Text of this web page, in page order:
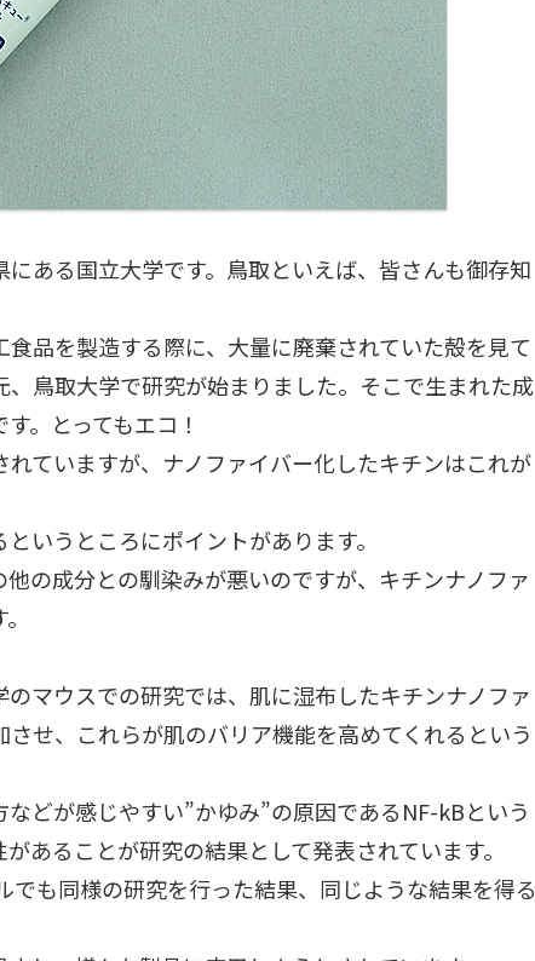
ある国立大学です。鳥取といえば、皆さんも御存知
品を製造する際に、大量に廃棄されていた殻を見て
鳥取大学で研究が始まりました。そこで生まれた成
。とってもエコ！
ていますが、ナノファイバー化したキチンはこれが
いうところにポイントがあります。
の成分との馴染みが悪いのですが、キチンナノファ
マウスでの研究では、肌に湿布したキチンナノファ
せ、これらが肌のバリア機能を高めてくれるという
どが感じやすい”かゆみ”の原因であるNF-kBという
あることが研究の結果として発表されています。
も同様の研究を行った結果、同じような結果を得る